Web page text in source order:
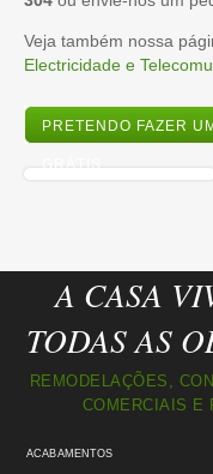
Veja também nossa
Electricidade e
PRETENDO FAZER
GRÁTIS
A CASA
TODAS AS
REMODELAÇÕES,
COMERCIAIS E
ACABAMENTOS